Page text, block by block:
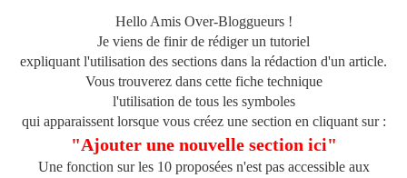
Hello Amis Over-Bloggueurs !
Je viens de finir de rédiger un tutoriel
expliquant l'utilisation des sections dans la rédaction d'un article.
Vous trouverez dans cette fiche technique
l'utilisation de tous les symboles
qui apparaissent lorsque vous créez une section en cliquant sur :
"Ajouter une nouvelle section ici"
Une fonction sur les 10 proposées n'est pas accessible aux